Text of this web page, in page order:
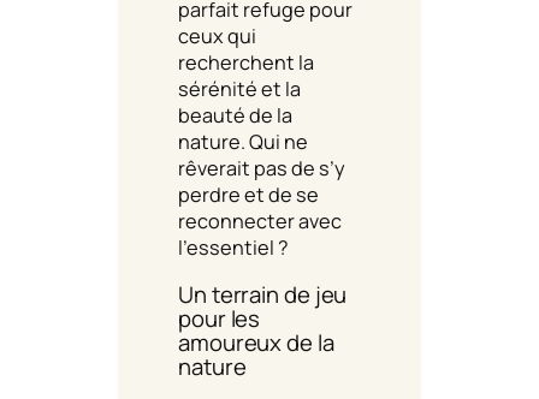
parfait refuge pour
ceux qui
recherchent la
sérénité et la
beauté de la
nature. Qui ne
rêverait pas de s’y
perdre et de se
reconnecter avec
l’essentiel ?
Un terrain de jeu
pour les
amoureux de la
nature